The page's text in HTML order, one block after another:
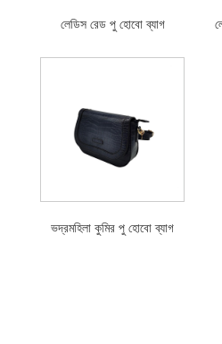
লেডিস রেড পু হোবো ব্যাগ
ভদ্রমহিলা কুমির পু হোবো ব্যাগ